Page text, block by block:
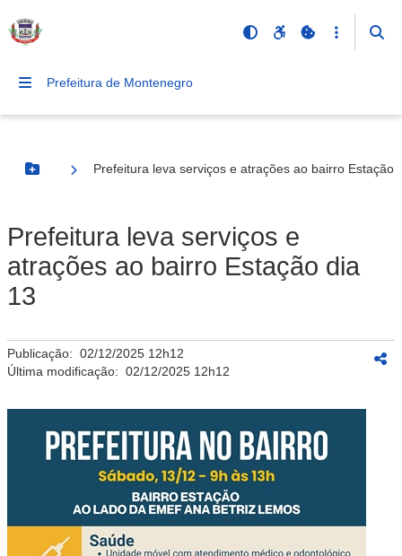
Prefeitura de Montenegro
Botão Menu
Prefeitura leva serviços e atrações ao bairro Estação
Prefeitura leva serviços e
atrações ao bairro Estação dia
13
Publicação: 02/12/2025 12h12
Última modificação: 02/12/2025 12h12